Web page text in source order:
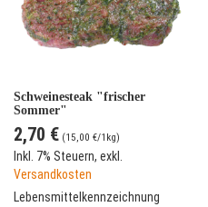
Schweinesteak "frischer
Sommer"
2,70 € (15,00 €/1kg)
Inkl. 7% Steuern, exkl.
Versandkosten
Lebensmittelkennzeichnung